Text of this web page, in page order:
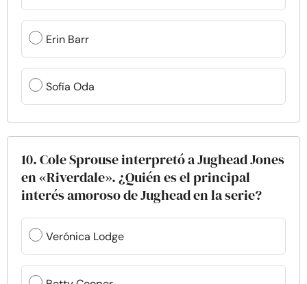
Erin Barr
Sofía Oda
10. Cole Sprouse interpretó a Jughead Jones
en «Riverdale». ¿Quién es el principal
interés amoroso de Jughead en la serie?
Verónica Lodge